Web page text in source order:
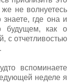
не волнуетесь
где она и
будущем, как о
с отчетливостью
вспоминаете
неделе я